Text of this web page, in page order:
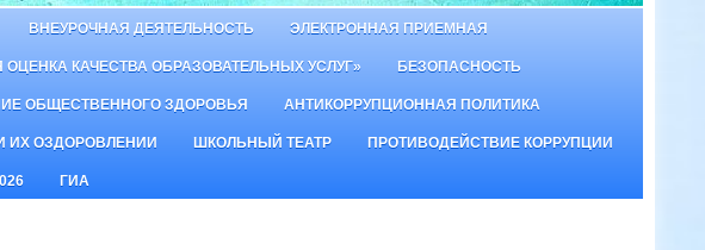
ВНЕУРОЧНАЯ ДЕЯТЕЛЬНОСТЬ ЭЛЕКТРОННАЯ ПРИЕМНАЯ
КАЧЕСТВА ОБРАЗОВАТЕЛЬНЫХ УСЛУГ» БЕЗОПАСНОСТЬ
ОБЩЕСТВЕННОГО ЗДОРОВЬЯ АНТИКОРРУПЦИОННАЯ ПОЛИТИКА
ИХ ОЗДОРОВЛЕНИИ ШКОЛЬНЫЙ ТЕАТР ПРОТИВОДЕЙСТВИЕ КОРРУПЦИИ
ГИА